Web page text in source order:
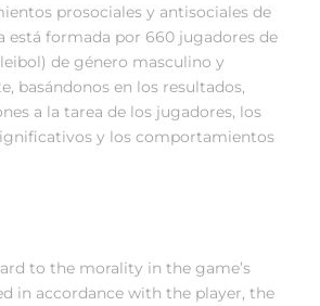
prosociales y antisociales de
está formada por 660 jugadores de
de género masculino y
basándonos en los resultados,
a la tarea de los jugadores, los
y los comportamientos
to the morality in the game’s
in accordance with the player, the